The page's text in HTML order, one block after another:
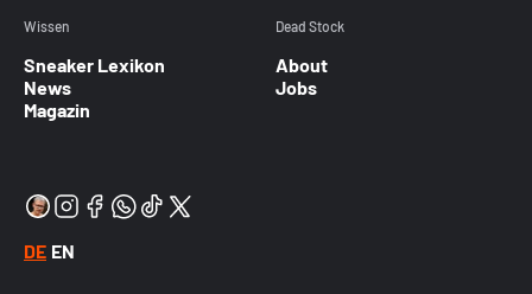
Wissen
Sneaker Lexikon
News
Magazin
Dead Stock
About
Jobs
DE EN